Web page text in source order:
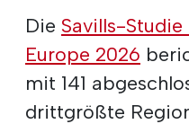
Die Savills-Studie
Europe 2026
mit 141
drittgrößte